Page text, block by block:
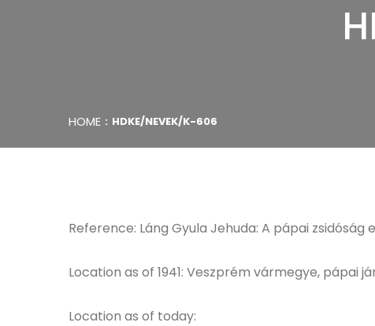
HOME HDKE/NEVEK/K-606
Reference: Láng Gyula Jehuda: A pápai zsidóság
Location as of 1941: Veszprém vármegye, pápai
Location as of today: